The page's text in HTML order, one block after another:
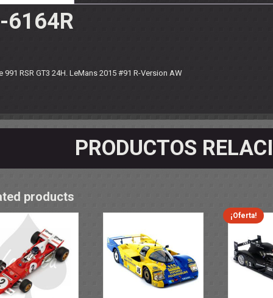
6164R
991 RSR GT3 24H. LeMans 2015 #91 R-Version AW
PRODUCTOS
products
¡Oferta!